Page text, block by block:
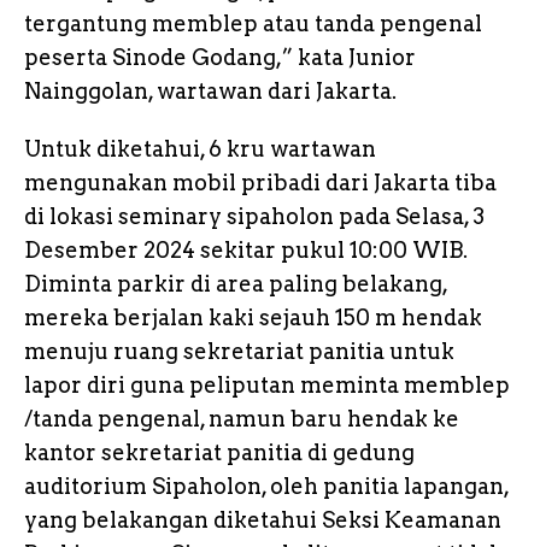
tergantung memblep atau tanda pengenal
peserta Sinode Godang,” kata Junior
Nainggolan, wartawan dari Jakarta.
Untuk diketahui, 6 kru wartawan
mengunakan mobil pribadi dari Jakarta tiba
di lokasi seminary sipaholon pada Selasa, 3
Desember 2024 sekitar pukul 10:00 WIB.
Diminta parkir di area paling belakang,
mereka berjalan kaki sejauh 150 m hendak
menuju ruang sekretariat panitia untuk
lapor diri guna peliputan meminta memblep
/tanda pengenal, namun baru hendak ke
kantor sekretariat panitia di gedung
auditorium Sipaholon, oleh panitia lapangan,
yang belakangan diketahui Seksi Keamanan